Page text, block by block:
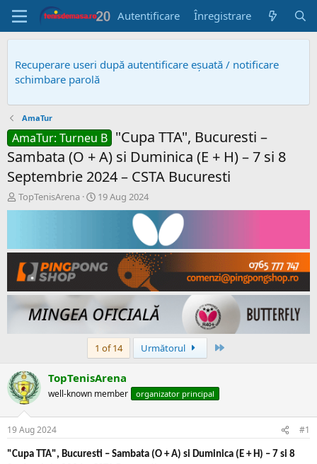
Autentificare Înregistrare
Recuperare useri după autentificare eșuată / notificare
schimbare parolă
AmaTur
AmaTur: Turneu B "Cupa TTA", Bucuresti –
Sambata (O + A) si Duminica (E + H) – 7 si 8
Septembrie 2024 – CSTA Bucuresti
A
u
r
s
u
b
i
e
TopTenisArena
D
a
c
r
e
r
e
19 Aug 2024
1 of 14 Următorul
TopTenisArena
well-known member organizator principal
19 Aug 2024 #1
"Cupa TTA", Bucuresti – Sambata (O + A) si Duminica (E + H) – 7 si 8